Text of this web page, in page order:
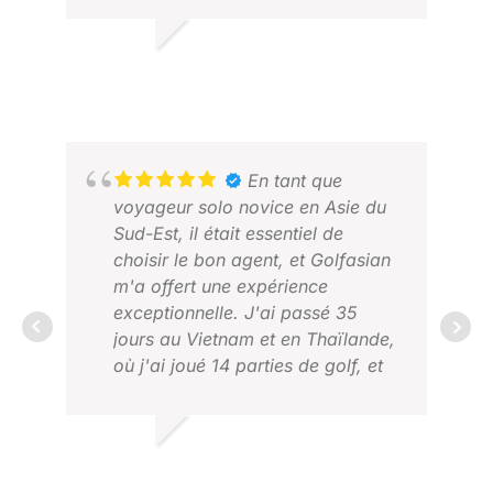
En tant que
voyageur solo novice en Asie du
Sud-Est, il était essentiel de
choisir le bon agent, et Golfasian
m'a offert une expérience
exceptionnelle. J'ai passé 35
jours au Vietnam et en Thaïlande,
où j'ai joué 14 parties de golf, et
Des recommandations